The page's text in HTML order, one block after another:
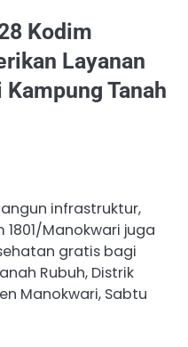
Kodim
Layanan
Tanah
infrastruktur,
1801/Manokwari juga
gratis bagi
Rubuh, Distrik
Manokwari, Sabtu